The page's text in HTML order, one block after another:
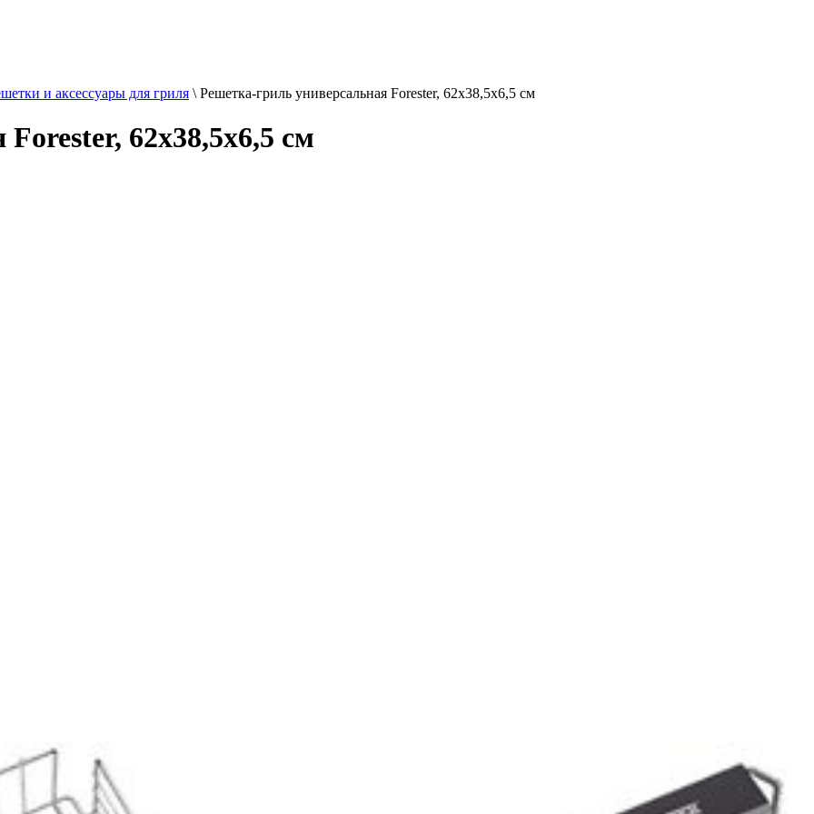
и аксессуары для гриля \ Решетка-гриль универсальная Forester, 62х38,5х6,5 см
62х38,5х6,5 см